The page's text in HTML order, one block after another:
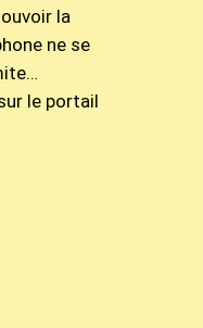
la
ne se
le portail